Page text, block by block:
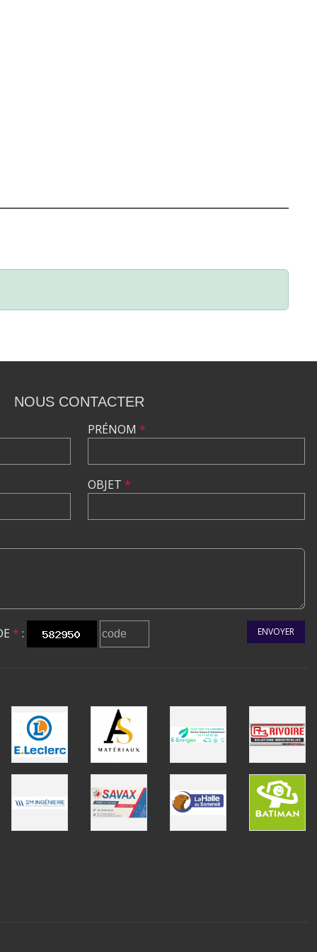
NOUS CONTACTER
PRÉNOM *
OBJET *
* : ENVOYER